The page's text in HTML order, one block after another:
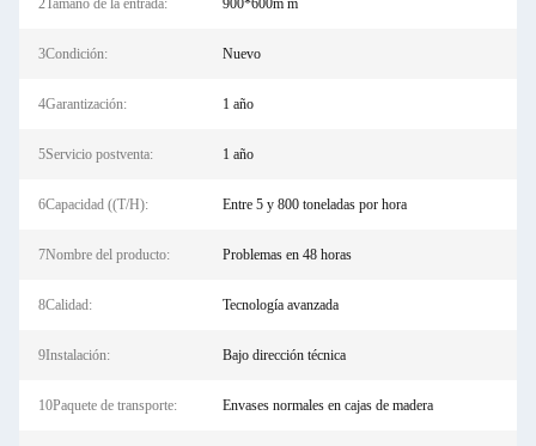
2Tamaño de la entrada: 900*600m m
3Condición: Nuevo
4Garantización: 1 año
5Servicio postventa: 1 año
6Capacidad ((T/H): Entre 5 y 800 toneladas por hora
7Nombre del producto: Problemas en 48 horas
8Calidad: Tecnología avanzada
9Instalación: Bajo dirección técnica
10Paquete de transporte: Envases normales en cajas de madera